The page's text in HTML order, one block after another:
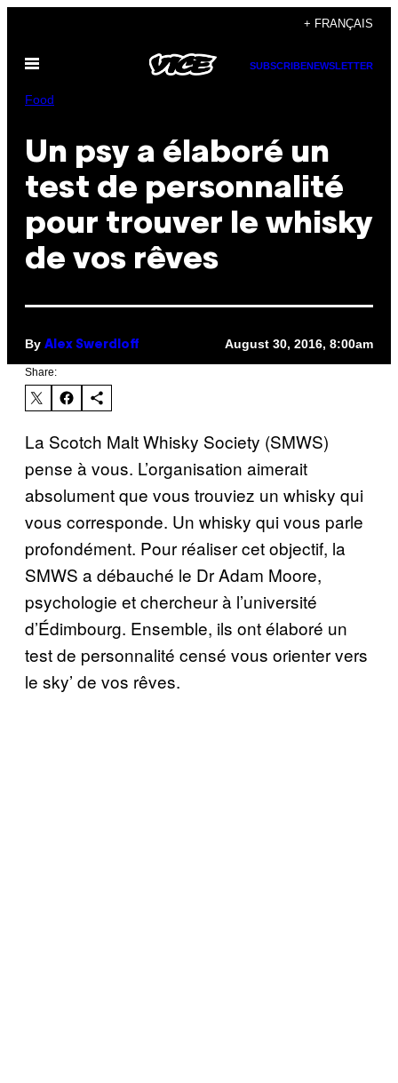
content
+ FRANÇAIS
Open
SUBSCRIBENEWSLETTER
Food
Un psy a élaboré un
test de personnalité
pour trouver le whisky
de vos rêves
By Alex Swerdloff August 30, 2016, 8:00am
Share:
La Scotch Malt Whisky Society (SMWS)
pense à vous. L’organisation aimerait
absolument que vous trouviez un whisky qui
vous corresponde. Un whisky qui vous parle
profondément. Pour réaliser cet objectif, la
SMWS a débauché le Dr Adam Moore,
psychologie et chercheur à l’université
d’Édimbourg. Ensemble, ils ont élaboré un
test de personnalité censé vous orienter vers
le sky’ de vos rêves.